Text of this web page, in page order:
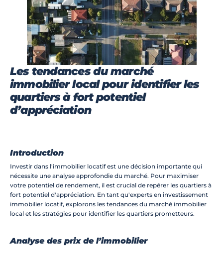
Notre histoire
Join
Events
Experts
Investissement locatif
Rénovation/Aménagem
ent
Réalisations
Les tendances du marché
immobilier local pour identifier les
quartiers à fort potentiel
d’appréciation
Introduction
Investir dans l'immobilier locatif est une décision importante qui
nécessite une analyse approfondie du marché. Pour maximiser
votre potentiel de rendement, il est crucial de repérer les quartiers à
fort potentiel d'appréciation. En tant qu'experts en investissement
immobilier locatif, explorons les tendances du marché immobilier
local et les stratégies pour identifier les quartiers prometteurs.
Analyse des prix de l’immobilier